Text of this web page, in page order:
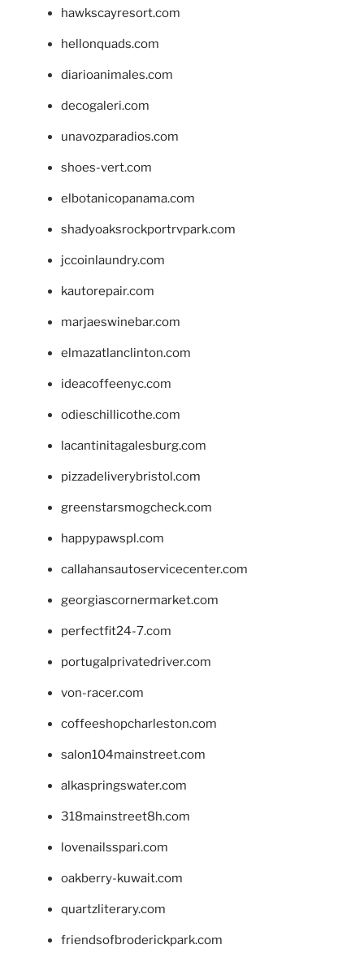
hawkscayresort.com
hellonquads.com
diarioanimales.com
decogaleri.com
unavozparadios.com
shoes-vert.com
elbotanicopanama.com
shadyoaksrockportrvpark.com
jccoinlaundry.com
kautorepair.com
marjaeswinebar.com
elmazatlanclinton.com
ideacoffeenyc.com
odieschillicothe.com
lacantinitagalesburg.com
pizzadeliverybristol.com
greenstarsmogcheck.com
happypawspl.com
callahansautoservicecenter.com
georgiascornermarket.com
perfectfit24-7.com
portugalprivatedriver.com
von-racer.com
coffeeshopcharleston.com
salon104mainstreet.com
alkaspringswater.com
318mainstreet8h.com
lovenailsspari.com
oakberry-kuwait.com
quartzliterary.com
friendsofbroderickpark.com